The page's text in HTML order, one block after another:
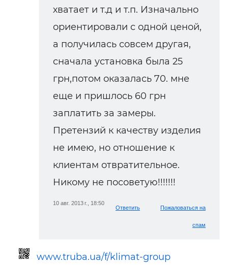
хватает и т.д и т.п. Изначально
ориентировали с одной ценой,
а получилась совсем другая,
сначала установка была 25
грн,потом оказалась 70. мне
еще и пришлось 60 грн
заплатить за замеры.
Претензий к качеству изделия
не имею, но отношение к
клиентам отвратительное.
Никому не посоветую!!!!!!!
10 авг. 2013 г., 18:50
Ответить Пожаловаться на
спам
www.truba.ua/f/klimat-group